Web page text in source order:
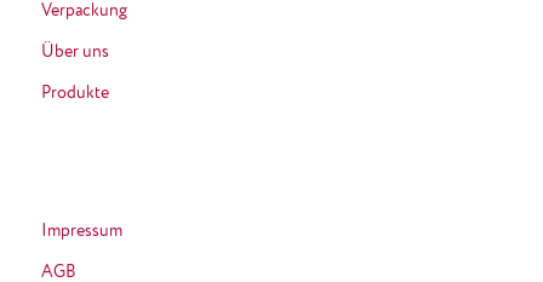
Verpackung
Über uns
Produkte
Impressum
AGB